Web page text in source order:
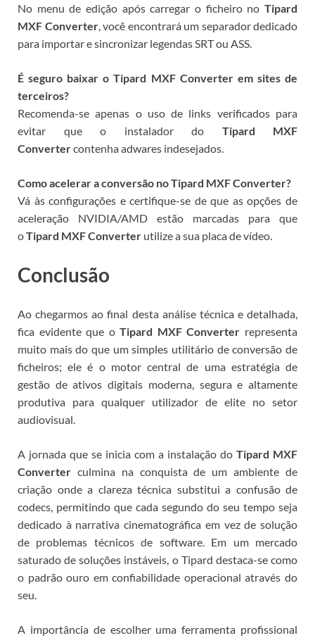
No menu de edição após carregar o ficheiro no Tipard
MXF Converter, você encontrará um separador dedicado
para importar e sincronizar legendas SRT ou ASS.
É seguro baixar o Tipard MXF Converter em sites de
terceiros?
Recomenda-se apenas o uso de links verificados para
evitar que o instalador do Tipard MXF
Convertercontenha adwares indesejados.
Como acelerar a conversão no Tipard MXF Converter?
Vá às configurações e certifique-se de que as opções de
aceleração NVIDIA/AMD estão marcadas para que
oTipard MXF Converter utilize a sua placa de vídeo.
Conclusão
Ao chegarmos ao final desta análise técnica e detalhada,
fica evidente que oTipard MXF Converter representa
muito mais do que um simples utilitário de conversão de
ficheiros; ele é o motor central de uma estratégia de
gestão de ativos digitais moderna, segura e altamente
produtiva para qualquer utilizador de elite no setor
audiovisual.
A jornada que se inicia com a instalação do Tipard MXF
Converter culmina na conquista de um ambiente de
criação onde a clareza técnica substitui a confusão de
codecs, permitindo que cada segundo do seu tempo seja
dedicado à narrativa cinematográfica em vez de solução
de problemas técnicos de software. Em um mercado
saturado de soluções instáveis, o Tipard destaca-se como
o padrão ouro em confiabilidade operacional através do
seu.
A importância de escolher uma ferramenta profissional